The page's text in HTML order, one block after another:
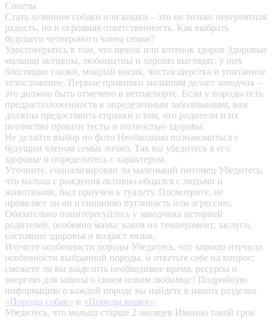
Советы
Стать хозяином собаки или кошки – это не только невероятная
радость, но и огромная ответственность. Как выбрать
будущего четвероного члена семьи?
Удостоверьтесь в том, что щенок или котенок здоров Здоровые
малыши активны, любопытны и хорошо выглядят: у них
блестящие глазки, мокрый носик, чистая шерстка и упитанное
телосложение. Первые прививки малышам делает заводчик –
это должно быть отмечено в ветпаспорте. Если у породы есть
предрасположенность к определенным заболеваниям, вам
должны предоставить справки о том, что родители и их
потомство прошли тесты и полностью здоровы.
Не делайте выбор по фото Необходимо познакомиться с
будущим членом семьи лично. Так вы убедитесь в его
здоровье и определитесь с характером.
Уточните, социализирован ли маленький питомец Убедитесь,
что малыш с рождения активно общался с людьми и
животными, был приучен к туалету. Посмотрите, не
проявляет ли он излишнюю пугливость или агрессию.
Обязательно поинтересуйтесь у заводчика историей
родителей, особенно мамы: каков их темперамент, заслуги,
состояние здоровья и возраст вязки.
Изучите особенности породы Убедитесь, что хорошо изучили
особенности выбранной породы, и ответьте себе на вопрос:
сможете ли вы выделить необходимое время, ресурсы и
энергию для заботы о своем новом любимце? Подробную
информацию о каждой породе вы найдете в наших разделах
«Породы собак» и «Породы кошек».
Убедитесь, что малыш старше 2 месяцев Именно такой срок